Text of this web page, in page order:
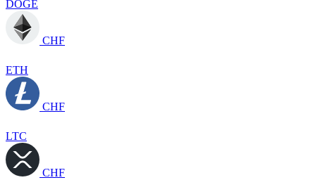
DOGE
CHF
ETH
CHF
LTC
CHF